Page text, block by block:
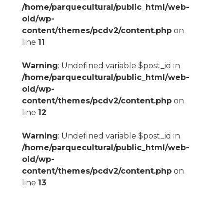
/home/parquecultural/public_html/web-
old/wp-
content/themes/pcdv2/content.phpon
line 11
Warning: Undefined variable $post_id in
/home/parquecultural/public_html/web-
old/wp-
content/themes/pcdv2/content.phpon
line 12
Warning: Undefined variable $post_id in
/home/parquecultural/public_html/web-
old/wp-
content/themes/pcdv2/content.phpon
line 13